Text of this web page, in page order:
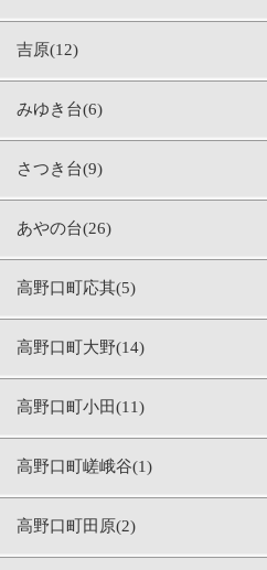
吉原(12)
みゆき台(6)
さつき台(9)
あやの台(26)
高野口町応其(5)
高野口町大野(14)
高野口町小田(11)
高野口町嵯峨谷(1)
高野口町田原(2)